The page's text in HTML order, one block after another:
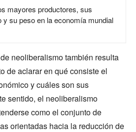
mayores productores, sus
y su peso en la economía mundial
neoliberalismo también resulta
de aclarar en qué consiste el
y cuáles son sus
sentido, el neoliberalismo
como el conjunto de
orientadas hacia la reducción de